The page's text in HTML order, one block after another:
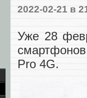
2022-02-21 в
Уже 28
Pro 4G.